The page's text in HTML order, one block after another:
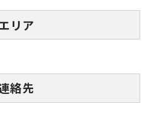
リア
絡先